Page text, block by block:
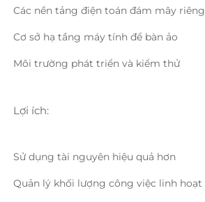
Các nền tảng điện toán đám mây riêng
Cơ sở hạ tầng máy tính để bàn ảo
Môi trường phát triển và kiểm thử
Lợi ích:
Sử dụng tài nguyên hiệu quả hơn
Quản lý khối lượng công việc linh hoạt